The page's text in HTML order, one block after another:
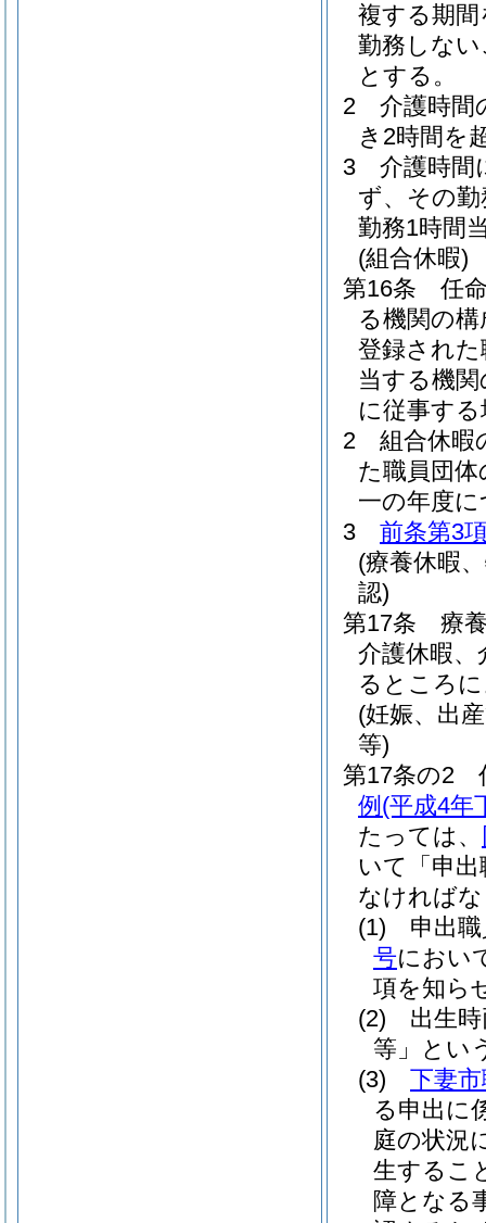
複する期
勤務しな
とする。
2
介護時間
き2時間を
3
介護時間
ず、その
勤務1時間
(組合休暇)
第16条
任
る機関の
登録され
当する機
に従事す
2
組合休暇
た職員団
一の年度
3
前条第3
(療養休暇
認)
第17条
療
介護休暇
るところ
(妊娠、出
等)
第17条の2
例 (平成4年
たっては、
いて「申
なければ
(1)
申出
号におい
項を知ら
(2)
出生
等」とい
(3)
下妻
る申出に
庭の状況
生するこ
障となる